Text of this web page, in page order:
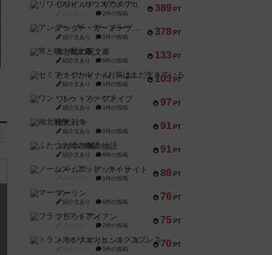
389 PT
リワイルド：サウスアメリカ
2件の投稿
378 PT
アンダー・ザ・テーブラー
紹介文あり 1件の投稿
133 PT
宵と暁の呪文書
紹介文あり 8件の投稿
103 PT
セミファイナル ～お前はまだ生きている～
紹介文あり 1件の投稿
97 PT
ワン・トゥ・ファイブ
紹介文あり 1件の投稿
91 PT
南北戦争
紹介文あり 1件の投稿
91 PT
ふたつの城の物語
紹介文あり 6件の投稿
88 PT
ノームズ・アット・ナイト
1件の投稿
76 PT
マーリン
紹介文あり 6件の投稿
75 PT
フラットアイアン
2件の投稿
70 PT
トランスオリエント・エクスプレス
1件の投稿